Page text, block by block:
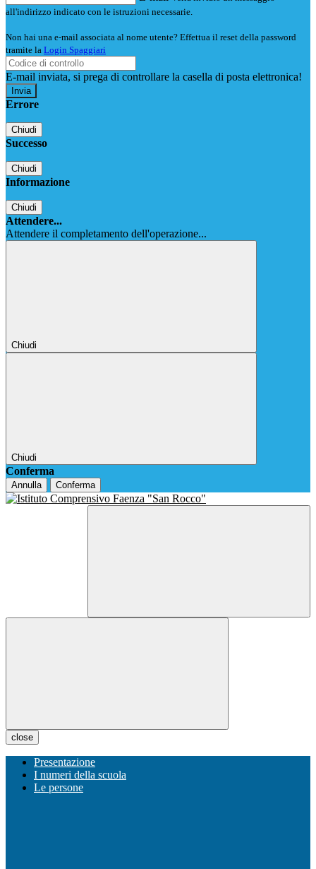
all'indirizzo indicato con le istruzioni necessarie.
Non hai una e-mail associata al nome utente? Effettua il reset della password
tramite la Login Spaggiari
E-mail inviata, si prega di controllare la casella di posta elettronica!
Errore
Chiudi
Successo
Chiudi
Informazione
Chiudi
Attendere...
Attendere il completamento dell'operazione...
Chiudi
Chiudi
Conferma
Annulla Conferma
close
Presentazione
I numeri della scuola
Le persone